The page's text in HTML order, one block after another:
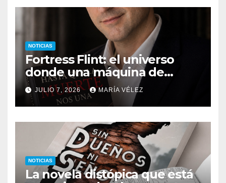
NOTICIAS
Fortress Flint: el universo
donde una máquina de
escribir, un silbido o un
recuerdo pueden cambiarlo
todo
JULIO 7, 2026 MARÍA VÉLEZ
NOTICIAS
La novela distópica que está